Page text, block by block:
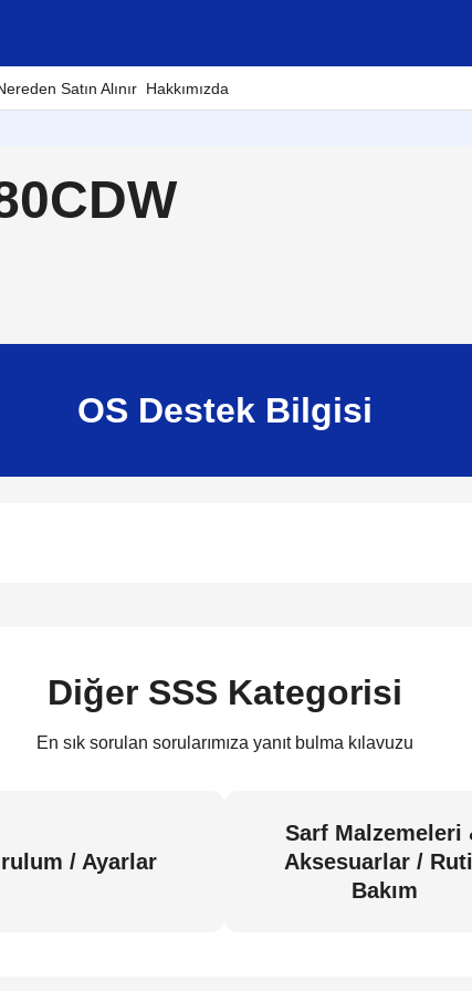
Satın Alınır Hakkımızda
OS Destek Bilgisi
Diğer SSS Kategorisi
En sık sorulan sorularımıza yanıt bulma kılavuzu
/ Ayarlar
Sarf Malzemeleri
Aksesuarlar /
Bakım